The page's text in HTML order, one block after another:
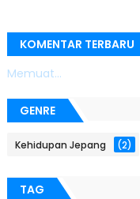
KOMENTAR TERBARU
Memuat...
GENRE
Kehidupan Jepang (2)
TAG